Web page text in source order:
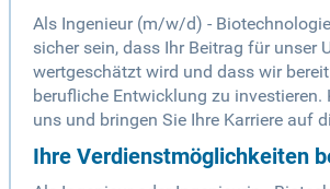
Als Ingenieur (m/w/d) -
sicher sein, dass Ihr Beitrag für unser
wertgeschätzt wird und dass wir
berufliche Entwicklung zu investieren.
uns und bringen Sie Ihre Karriere auf
Ihre Verdienstmöglichkeiten